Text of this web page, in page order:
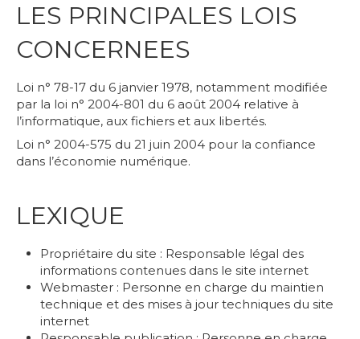
LES PRINCIPALES LOIS
CONCERNEES
Loi n° 78-17 du 6 janvier 1978, notamment modifiée
par la loi n° 2004-801 du 6 août 2004 relative à
l’informatique, aux fichiers et aux libertés.
Loi n° 2004-575 du 21 juin 2004 pour la confiance
dans l’économie numérique.
LEXIQUE
Propriétaire du site : Responsable légal des
informations contenues dans le site internet
Webmaster : Personne en charge du maintien
technique et des mises à jour techniques du site
internet